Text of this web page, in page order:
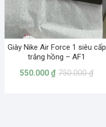
Giày Nike Air Force 1 siêu cấp
trắng hồng – AF1
750.000₫
550.000₫